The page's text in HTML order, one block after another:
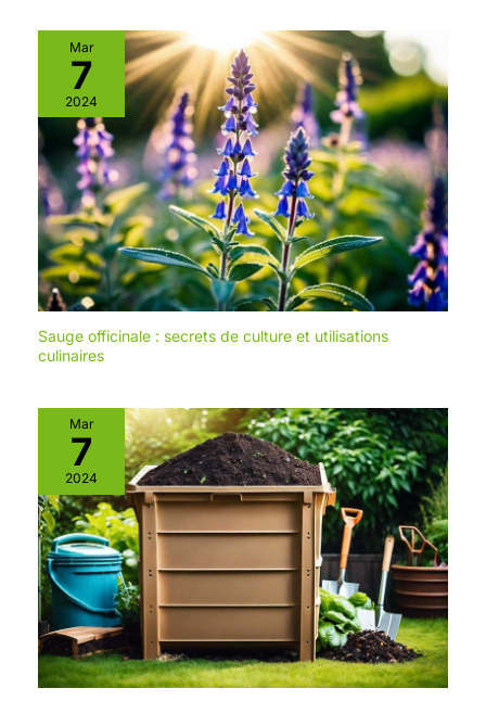
Mar
7
2024
Sauge officinale : secrets de culture et utilisations
culinaires
Mar
7
2024